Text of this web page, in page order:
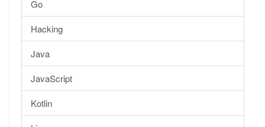
Go
Hacking
Java
JavaScript
Kotlin